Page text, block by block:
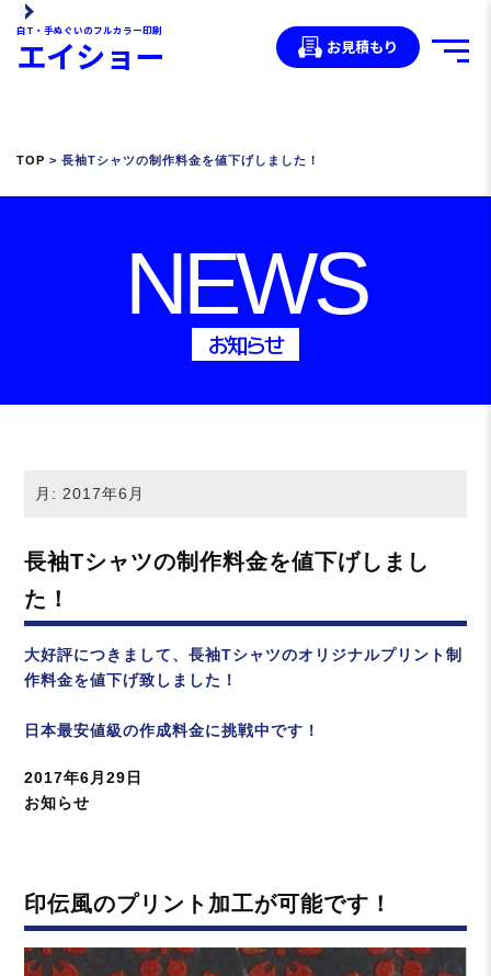
白T・手ぬぐいのフルカラー印刷
エイショー お見積もり
TOP > 長袖Tシャツの制作料金を値下げしました！
NEWS
お知らせ
月: 2017年6月
長袖Tシャツの制作料金を値下げしまし
た！
大好評につきまして、長袖Tシャツのオリジナルプリント制
作料金を値下げ致しました！
日本最安値級の作成料金に挑戦中です！
投
稿
2017年6月29日
カ
ー
お知らせ
印伝風のプリント加工が可能です！